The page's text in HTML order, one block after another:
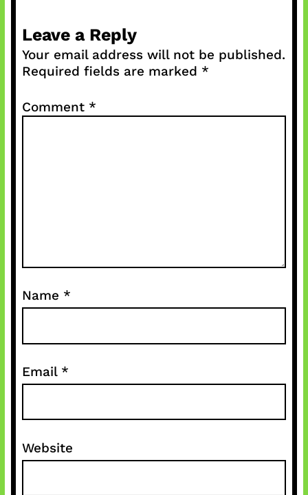
Leave a Reply
Your email address will not be published.
Required fields are marked *
Comment *
Name *
Email *
Website